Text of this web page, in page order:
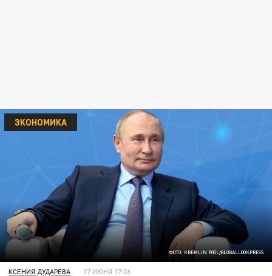
ФОТО: KREMLIN POOL/GLOBALLOOKPRESS
ЭКОНОМИКА
КСЕНИЯ ДУДАРЕВА 17 ИЮНЯ 17:26